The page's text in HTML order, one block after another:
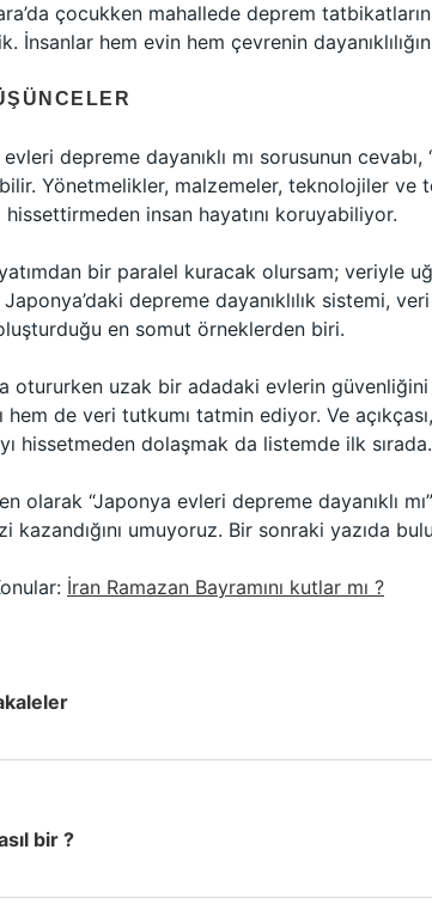
çocukken mahallede deprem
İnsanlar hem evin hem çevrenin
depreme dayanıklı mı sorusunun
Yönetmelikler, malzemeler, teknolojiler
hissettirmeden insan hayatını koruyabiliyor.
bir paralel kuracak olursam; veriyle
Japonya’daki depreme dayanıklılık sistemi,
en somut örneklerden biri.
otururken uzak bir adadaki evlerin
hem de veri tutkumı tatmin ediyor. Ve
hissetmeden dolaşmak da listemde ilk sırada.
olarak “Japonya evleri depreme dayanıklı
kazandığını umuyoruz. Bir sonraki yazıda
İran Ramazan Bayramını kutlar mı ?
bir ?